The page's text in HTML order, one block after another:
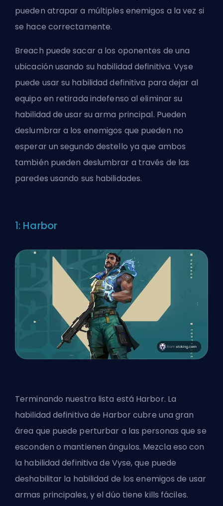
pueden atrapar a múltiples enemigos a la vez si
se hace correctamente.
Breach puede sacar a los oponentes de una
ubicación usando su habilidad definitiva. Vyse
puede usar su habilidad definitiva para dejar al
equipo en retirada indefenso al eliminar su
habilidad de usar su arma principal. Pueden
deslumbrar a los enemigos que pueden no
esperar un segundo destello ya que ambos
también pueden deslumbrar a través de las
paredes usando sus habilidades.
1: Harbor
Terminando nuestra lista está Harbor. La
habilidad definitiva de Harbor cubre una gran
área que puede perturbar a las personas que se
esconden o mantienen ángulos. Mezcla eso con
la habilidad definitiva de Vyse, que puede
deshabilitar la habilidad de los enemigos de usar
armas principales, y el dúo tiene kills fáciles.